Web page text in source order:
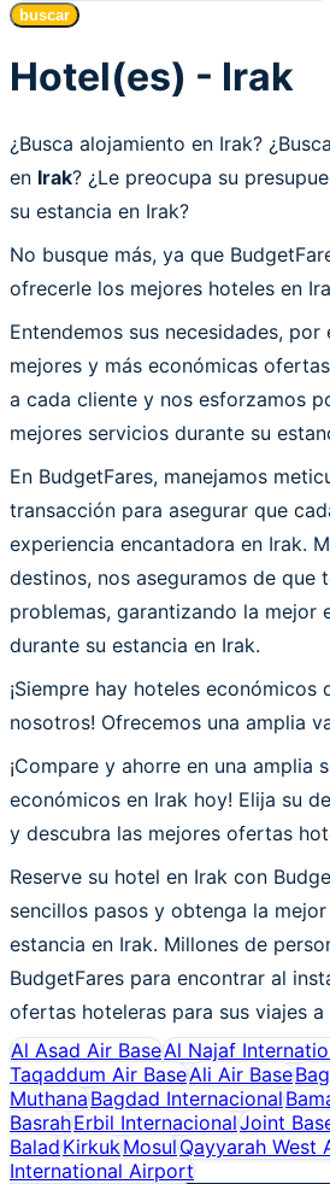
buscar
Hotel(es) - Irak
¿Busca alojamiento en Irak?
en Irak? ¿Le preocupa su
su estancia en Irak?
No busque más, ya que
ofrecerle los mejores hoteles en
Entendemos sus necesidades,
mejores y más económicas
a cada cliente y nos esforzamos
mejores servicios durante su
En BudgetFares, manejamos
transacción para asegurar que
experiencia encantadora en Irak.
destinos, nos aseguramos de que
problemas, garantizando la mejor
durante su estancia en Irak.
¡Siempre hay hoteles económicos
nosotros! Ofrecemos una amplia
¡Compare y ahorre en una amplia
económicos en Irak hoy! Elija su
y descubra las mejores ofertas
Reserve su hotel en Irak con
sencillos pasos y obtenga la
estancia en Irak. Millones de
BudgetFares para encontrar al
ofertas hoteleras para sus viajes a
Al Asad Air BaseAl Najaf
Taqaddum Air BaseAli Air Base
MuthanaBagdad Internacional
BasrahErbil InternacionalJoint
BaladKirkukMosulQayyarah West
International Airport